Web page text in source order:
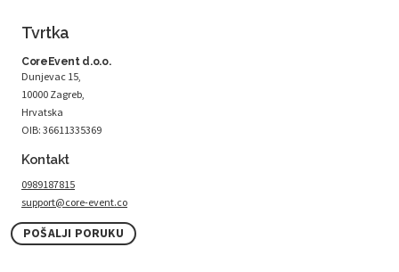
Tvrtka
CoreEvent d.o.o.
Dunjevac 15,
10000 Zagreb,
Hrvatska
OIB: 36611335369
Kontakt
0989187815
support@core-event.co
POŠALJI PORUKU